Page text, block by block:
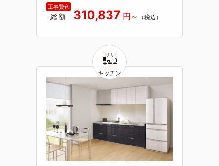
総額 310,837